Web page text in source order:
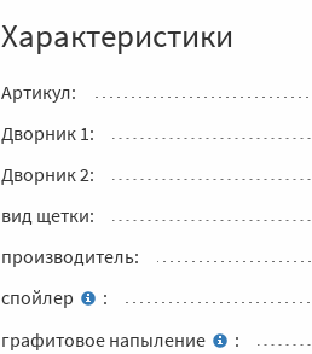
Характеристики
Артикул:
Дворник 1:
Дворник 2:
вид щетки:
производитель:
спойлер
:
графитовое напыление
: